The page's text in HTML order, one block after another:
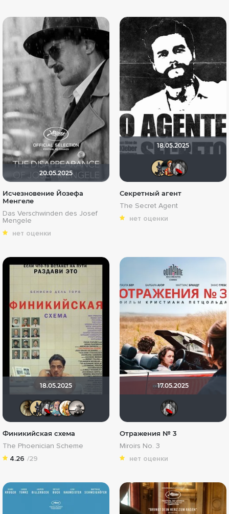
20.05.2025
Исчезновение Йозефа
Менгеле
Das Verschwinden des Josef
Mengele
нет оценки
18.05.2025
Секретный агент
The Secret Agent
нет оценки
18.05.2025
Nemoi poet
DerbishHuKoJIaU_BogHuK
Финикийская схема
The Phoenician Scheme
4.26 /29
17.05.2025
Отражения № 3
Miroirs No. 3
нет оценки